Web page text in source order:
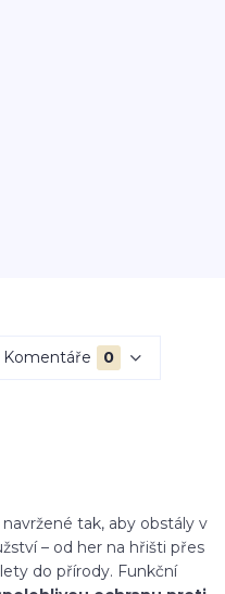
Komentáře 0
tak, aby obstály v
– od her na hřišti přes
do přírody. Funkční